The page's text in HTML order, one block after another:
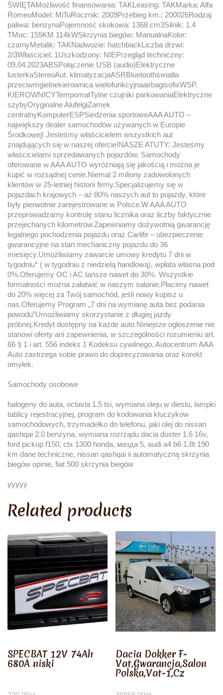
ŚWIĘTAMożliwość finansowania: TAKLeasing: TAKMarka: Alfa
RomeoModel: MiToRocznik: 2009Przebieg km.: 200026Rodzaj
paliwa: benzynaPojemność skokowa: 1368 cm3Silnik: 1.4
TMoc: 155KM 114kWSkrzynia biegów: ManualnaKolor:
czarnyMetalik: TAKNadwozie: hatchbackLiczba drzwi:
2/3Właściciel: 1Uszkodzony: NIEPrzegląd techniczny:
09.04.2023ABSPołączenie USB (audio)Elektryczne
lusterkaStereoAut. klimatyzacjaASRBluetoothświatła
przeciwmgielnekierownica wielofunkcyjnaairbagisofixWSP.
KIEROWNICYTempomatTylne czujniki parkowaniaElektryczne
szybyOryginalne AlufelgiZamek
centralnyKomputerESPSiedzenia sportoweAAA AUTO –
największy dealer samochodów używanych w Europie
Środkowej! Jesteśmy właścicielem wszystkich aut
znajdujących się w naszej ofercie!NASZE ATUTY: Jesteśmy
właścicielami sprzedawanych pojazdów. Samochody
oferowane w AAA AUTO wyróżniają się jakością i można je
kupić w rozsądnej cenie.Niemal 2 miliony zadowolonych
klientów w 25-letniej historii firmy.Specjalizujemy się w
pojazdach krajowych – aż 80% naszych aut to pojazdy, które
były pierwotnie zarejestrowane w Polsce.W AAA AUTO
przeprowadzamy kontrolę stanu licznika oraz liczby faktycznie
przejechanych kilometrów.Zapewniamy dożywotnią gwarancję
legalnego pochodzenia pojazdu oraz Carlife – ubezpieczenie
gwarancyjne na stan mechaniczny pojazdu do 36
miesięcy.Umożliwiamy zawarcie umowy kredytu 7 dni w
tygodniu* ( w tygodniu z niedzielą handlową), wpłata własna pod
0%.Oferujemy OC i AC tańsze nawet do 30%. Wszystkie
formalności można załatwić w naszym salonie.Płacimy nawet
do 20% więcej za Twój samochód, jeśli nowy kupisz u
nas.Oferujemy Program „7 dni na wymianę auta bez podania
powodu”Umożliwiamy skorzystanie z długiej jazdy
próbnej.Kredyt dostępny na każde auto.Niniejsze ogłoszenie nie
stanowi oferty ani zapewnienia, w szczególności rozumieniu art.
66 § 1 i art. 556 indeks 1 Kodeksu cywilnego. Autocentrum AAA
Auto zastrzega sobie prawo do doprecyzowania oraz korekt
omyłek.
Samochody osobowe
halogeny do auta, octavia 1.5 tsi, wymiana oleju w dieslu, lampki
tablicy rejestracyjnej, program do kodowania kluczykow
samochodowych, trzymadełko do telefonu, jaki olej do nissan
qashqai 2.0 benzyna, wymiana rozrządu dacia duster 1.6 16v,
ford pickup f150, ctx 1300 honda, мазда 5, audi a4 b6 1.8t 190
km dane techniczne, nissan qashqai ii automatyczną skrzynia
biegów opinie, fiat 500 skrzynia biegów
yyyyy
Related products
SPECBAT 12V 74Ah
680A niski
Dacia Dokker F-
Vat,Gwarancja,Salon
Polska,Vat-1,Cz